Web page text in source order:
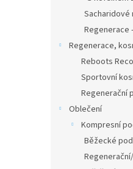
Sacharidové
Regenerace
Regenerace,
Reboots
Sportovní
Regenerační
Oblečení
Kompresní
Běžecké